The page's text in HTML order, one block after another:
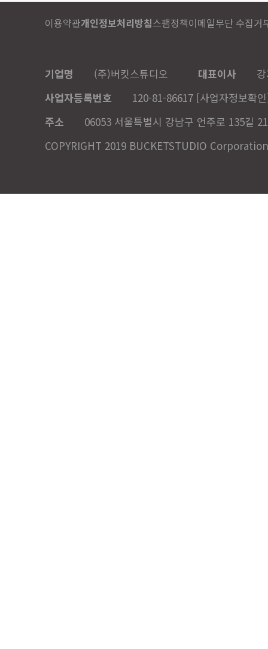
이용약관개인정보처리방침스팸정책이메일무단 수집거
기업명 (주)버킷스튜디오 대표이사
사업자등록번호
120-81-86617 [사업자정보확
주소
06053 서울특별시 강남구 언주로 135길 21
COPYRIGHT 2019 BUCKETSTUDIO